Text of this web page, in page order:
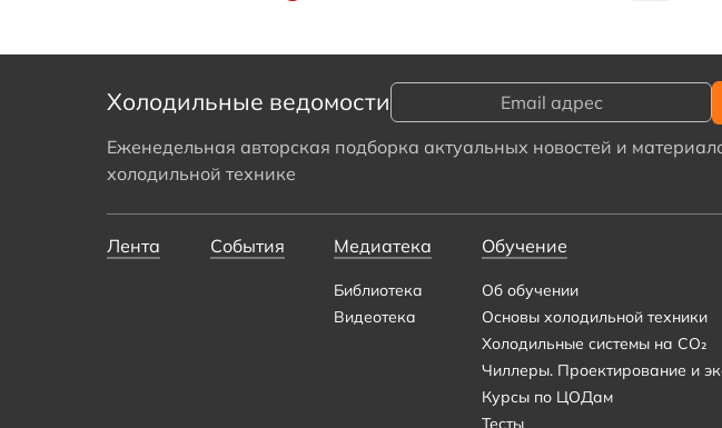
Холодильные ведомости
Еженедельная авторская подборка актуальных новостей и
холодильной технике
Лента События Медиатека
Библиотека
Видеотека
Обучение
Об обучении
Основы холодильной техники
Холодильные системы на CO₂
Чиллеры. Проектирование и
Курсы по ЦОДам
Тесты